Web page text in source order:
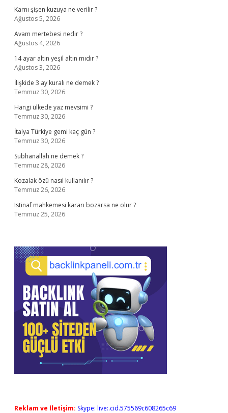
Karnı şişen kuzuya ne verilir ?
Ağustos 5, 2026
Avam mertebesi nedir ?
Ağustos 4, 2026
14 ayar altın yeşil altın mıdır ?
Ağustos 3, 2026
İlişkide 3 ay kuralı ne demek ?
Temmuz 30, 2026
Hangi ülkede yaz mevsimi ?
Temmuz 30, 2026
İtalya Türkiye gemi kaç gün ?
Temmuz 30, 2026
Subhanallah ne demek ?
Temmuz 28, 2026
Kozalak özü nasıl kullanılır ?
Temmuz 26, 2026
Istinaf mahkemesi kararı bozarsa ne olur ?
Temmuz 25, 2026
Reklam ve İletişim: Skype: live:.cid.575569c608265c69